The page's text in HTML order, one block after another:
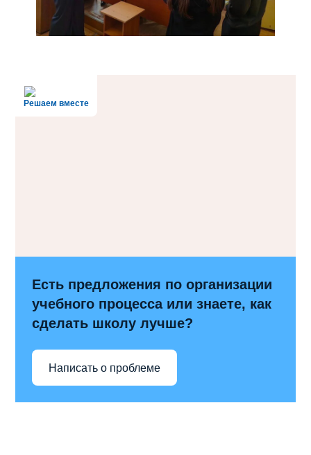
Решаем вместе
Есть предложения по организации
учебного процесса или знаете, как
сделать школу лучше?
Написать о проблеме